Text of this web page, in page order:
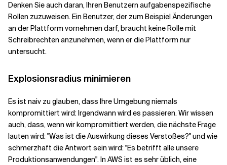
Denken Sie auch daran, Ihren Benutzern aufgabenspezifische
Rollen zuzuweisen. Ein Benutzer, der zum Beispiel Änderungen
an der Plattform vornehmen darf, braucht keine Rolle mit
Schreibrechten anzunehmen, wenn er die Plattform nur
untersucht.
Explosionsradius minimieren
Es ist naiv zu glauben, dass Ihre Umgebung niemals
kompromittiert wird: Irgendwann wird es passieren. Wir wissen
auch, dass, wenn wir kompromittiert werden, die nächste Frage
lauten wird: "Was ist die Auswirkung dieses Verstoßes?" und wie
schmerzhaft die Antwort sein wird: "Es betrifft alle unsere
Produktionsanwendungen". In AWS ist es sehr üblich, eine